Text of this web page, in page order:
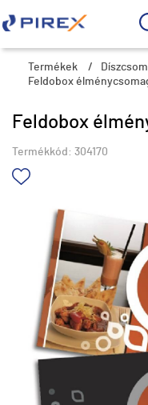
Termékek /
Feldobox
Feldobox
Termékkód: 304170